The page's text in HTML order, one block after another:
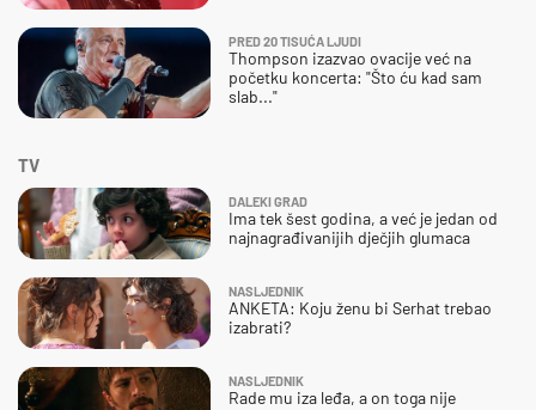
PRED 20 TISUĆA LJUDI
Thompson izazvao ovacije već na
početku koncerta: "Što ću kad sam
slab..."
TV
DALEKI GRAD
Ima tek šest godina, a već je jedan od
najnagrađivanijih dječjih glumaca
NASLJEDNIK
ANKETA: Koju ženu bi Serhat trebao
izabrati?
NASLJEDNIK
Rade mu iza leđa, a on toga nije